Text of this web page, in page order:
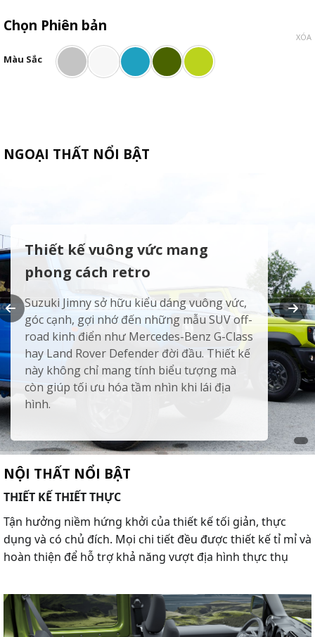
Chọn Phiên bản
Màu Sắc
XÓA
NGOẠI THẤT NỔI BẬT
Thiết kế vuông vức mang
phong cách retro
Suzuki Jimny sở hữu kiểu dáng vuông vức,
góc cạnh, gợi nhớ đến những mẫu SUV off-
road kinh điển như Mercedes-Benz G-Class
hay Land Rover Defender đời đầu. Thiết kế
này không chỉ mang tính biểu tượng mà
còn giúp tối ưu hóa tầm nhìn khi lái địa
hình.
NỘI THẤT NỔI BẬT
THIẾT KẾ THIẾT THỰC
Tận hưởng niềm hứng khởi của thiết kế tối giản, thực
dụng và có chủ đích. Mọi chi tiết đều được thiết kế tỉ mỉ và
hoàn thiện để hỗ trợ khả năng vượt địa hình thực thụ